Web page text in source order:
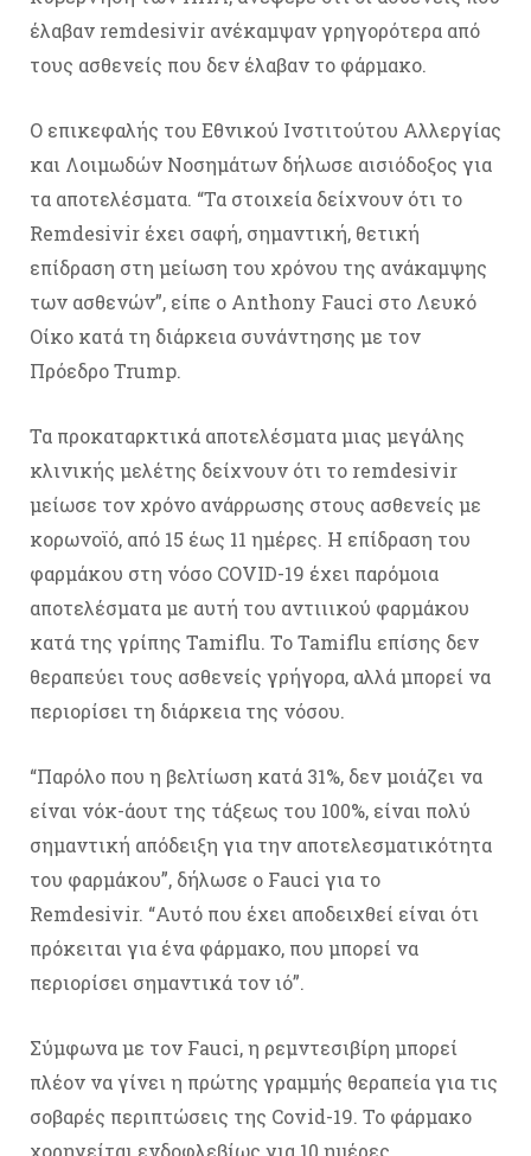
έλαβαν remdesivir ανέκαμψαν γρηγορότερα από
τους ασθενείς που δεν έλαβαν το φάρμακο.
Ο επικεφαλής του Εθνικού Ινστιτούτου Αλλεργίας
και Λοιμωδών Νοσημάτων δήλωσε αισιόδοξος για
τα αποτελέσματα. “Τα στοιχεία δείχνουν ότι το
Remdesivir έχει σαφή, σημαντική, θετική
επίδραση στη μείωση του χρόνου της ανάκαμψης
των ασθενών”, είπε ο Anthony Fauci στο Λευκό
Οίκο κατά τη διάρκεια συνάντησης με τον
Πρόεδρο Trump.
Τα προκαταρκτικά αποτελέσματα μιας μεγάλης
κλινικής μελέτης δείχνουν ότι το remdesivir
μείωσε τον χρόνο ανάρρωσης στους ασθενείς με
κορωνοϊό, από 15 έως 11 ημέρες. Η επίδραση του
φαρμάκου στη νόσο COVID-19 έχει παρόμοια
αποτελέσματα με αυτή του αντιιικού φαρμάκου
κατά της γρίπης Tamiflu. Το Tamiflu επίσης δεν
θεραπεύει τους ασθενείς γρήγορα, αλλά μπορεί να
περιορίσει τη διάρκεια της νόσου.
“Παρόλο που η βελτίωση κατά 31%, δεν μοιάζει να
είναι νόκ-άουτ της τάξεως του 100%, είναι πολύ
σημαντική απόδειξη για την αποτελεσματικότητα
του φαρμάκου”, δήλωσε ο Fauci για το
Remdesivir. “Αυτό που έχει αποδειχθεί είναι ότι
πρόκειται για ένα φάρμακο, που μπορεί να
περιορίσει σημαντικά τον ιό”.
Σύμφωνα με τον Fauci, η ρεμντεσιβίρη μπορεί
πλέον να γίνει η πρώτης γραμμής θεραπεία για τις
σοβαρές περιπτώσεις της Covid-19. Το φάρμακο
χορηγείται ενδοφλεβίως για 10 ημέρες.